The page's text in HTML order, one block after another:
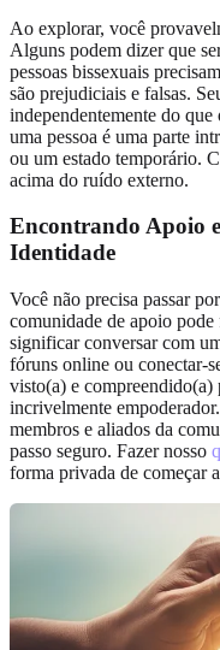
Ao explorar, você
Alguns podem dizer que
pessoas bissexuais
são prejudiciais e falsas.
independentemente do
uma pessoa é uma parte
ou um estado temporário.
acima do ruído externo.
Encontrando Apoio
Identidade
Você não precisa passar
comunidade de apoio
significar conversar com
fóruns online ou conectar-
visto(a) e compreendido(a)
incrivelmente
membros e aliados da
passo seguro. Fazer nosso
forma privada de começar